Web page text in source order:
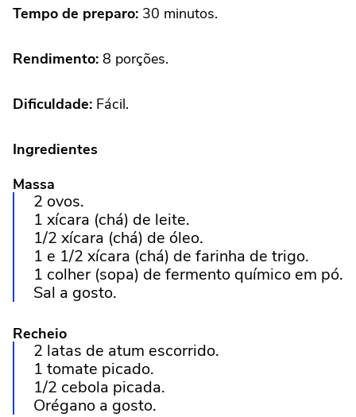
Tempo de preparo: 30 minutos.
Rendimento: 8 porções.
Dificuldade: Fácil.
Ingredientes
Massa
2 ovos.
1 xícara (chá) de leite.
1/2 xícara (chá) de óleo.
1 e 1/2 xícara (chá) de farinha de trigo.
1 colher (sopa) de fermento químico em pó.
Sal a gosto.
Recheio
2 latas de atum escorrido.
1 tomate picado.
1/2 cebola picada.
Orégano a gosto.